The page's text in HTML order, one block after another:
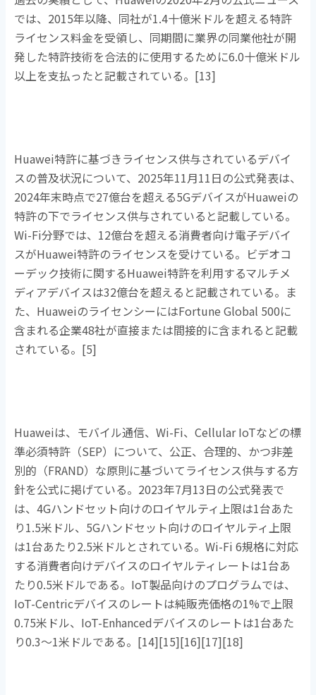
では、 2015年以降、同社が1.4十億米ドルを超える特許
ライセンス料金を受領し、同期間に業界の同業他社が開
発した特許技術を合法的に使用するために6.0十億米ドル
以上を支払ったと記載されている。 [13]
Huawei特許に基づきライセンス供与されているデバイ
スの普及状況について、 2025年11月11日の公式発表は、
2024年末時点で27億台を超える5GデバイスがHuaweiの
特許の下でライセンス供与されていると記載している。
Wi-Fi分野では、 12億台を超える消費者向け電子デバイ
スがHuawei特許のライセンスを受けている。ビデオコ
ーデック技術に関するHuawei特許を利用するマルチメ
ディアデバイスは32億台を超えると記載されている。ま
た、 HuaweiのライセンシーにはFortune Global 500に
含まれる企業48社が直接または間接的に含まれると記載
されている。 [5]
Huaweiは、モバイル通信、Wi-Fi、Cellular IoTなどの標
準必須特許（SEP）について、公正、合理的、かつ非差
別的（FRAND）な原則に基づいてライセンス供与する方
針を公式に掲げている。 2023年7月13日の公式発表で
は、4Gハンドセット向けのロイヤルティ上限は1台あた
り1.5米ドル、 5Gハンドセット向けのロイヤルティ上限
は1台あたり2.5米ドルとされている。Wi-Fi 6規格に対応
する消費者向けデバイスのロイヤルティレートは1台あ
たり0.5米ドルである。 IoT製品向けのプログラムでは、
IoT-Centricデバイスのレートは純販売価格の1%で上限
0.75米ドル、 IoT-Enhancedデバイスのレートは1台あた
り0.3〜1米ドルである。 [14][15][16][17][18]